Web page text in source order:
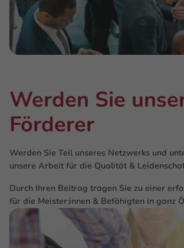
Werden Sie
Förderer
Werden Sie Teil unseres Netzwerks und
unsere Arbeit für die Qualität &
Durch Ihren Beitrag tragen Sie zu einer
für die Meister:innen & Befähigten in ganz